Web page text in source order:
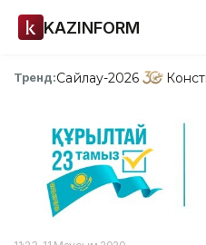
KAZINFORM
Тренд:Сайлау-2026